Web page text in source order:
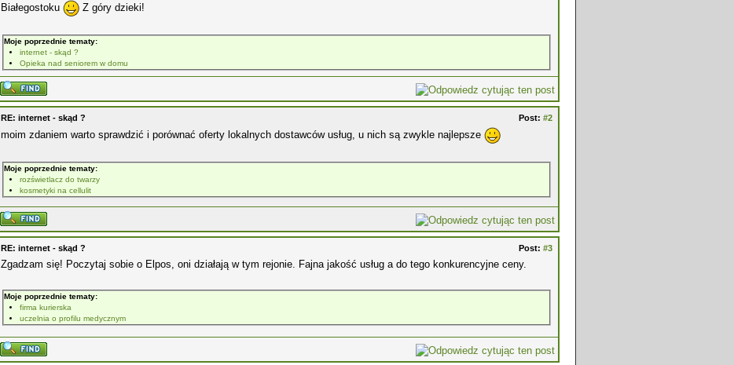
Białegostoku
Z góry dzieki!
Moje poprzednie tematy:
internet - skąd ?
Opieka nad seniorem w domu
Post: #2
RE: internet - skąd ?
moim zdaniem warto sprawdzić i porównać oferty lokalnych dostawców usług, u nich są zwykle najlepsze
Moje poprzednie tematy:
rozświetlacz do twarzy
kosmetyki na cellulit
Post: #3
RE: internet - skąd ?
Zgadzam się! Poczytaj sobie o Elpos, oni działają w tym rejonie. Fajna jakość usług a do tego konkurencyjne ceny.
Moje poprzednie tematy:
firma kurierska
uczelnia o profilu medycznym